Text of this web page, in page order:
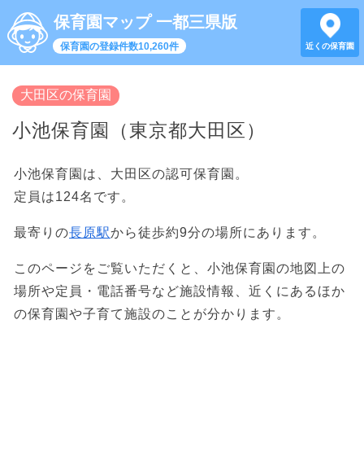
保育園マップ 一都三県版
保育園の登録件数10,260件 近くの保育園
大田区の保育園
小池保育園（東京都大田区）
小池保育園は、大田区の認可保育園。
定員は124名です。
最寄りの長原駅から徒歩約9分の場所にあります。
このページをご覧いただくと、小池保育園の地図上の
場所や定員・電話番号など施設情報、近くにあるほか
の保育園や子育て施設のことが分かります。